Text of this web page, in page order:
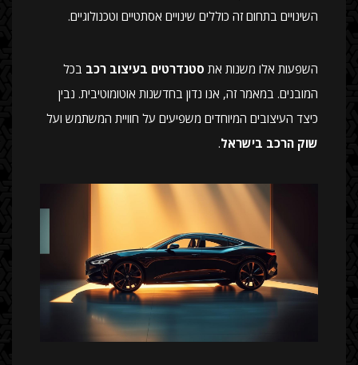
השינויים בתחום זה כוללים שינויים אסתטיים וטכנולוגיים.
השפעות אלו משנות את סטנדרטים בעיצוב רכב בכל
המובנים. במאמר זה, אנו נדון בחדשנות אוטומוטיבית. נבין
כיצד העיצובים המיוחדים משפיעים על חוויית המשתמש ועל
שוק הרכב בישראל.